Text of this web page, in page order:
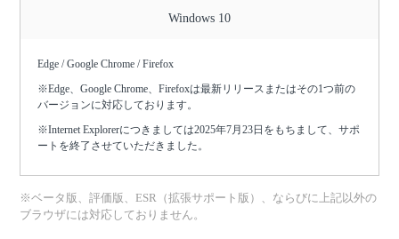
Windows 10
Edge / Google Chrome / Firefox
※Edge、Google Chrome、Firefoxは最新リリースまたはその1つ前の
バージョンに対応しております。
※Internet Explorerにつきましては2025年7月23日をもちまして、サポ
ートを終了させていただきました。
※ベータ版、評価版、ESR（拡張サポート版）、ならびに上記以外の
ブラウザには対応しておりません。